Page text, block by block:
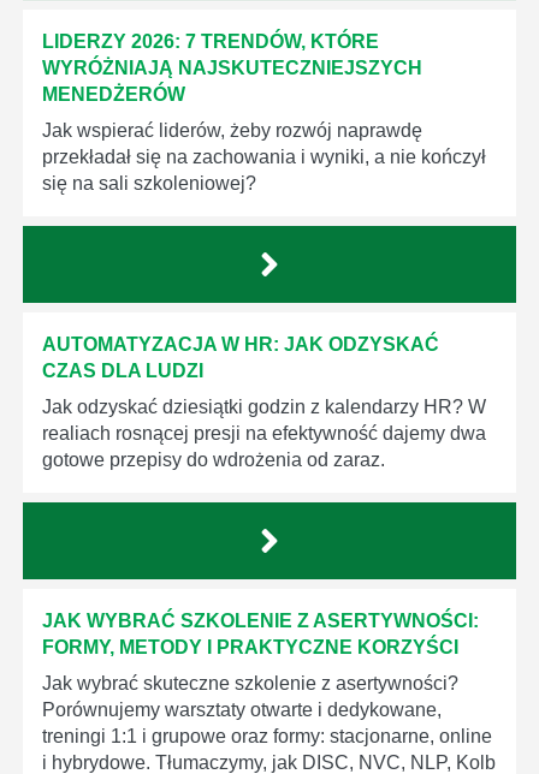
LIDERZY 2026: 7 TRENDÓW, KTÓRE
WYRÓŻNIAJĄ NAJSKUTECZNIEJSZYCH
MENEDŻERÓW
Jak wspierać liderów, żeby rozwój naprawdę
przekładał się na zachowania i wyniki, a nie kończył
się na sali szkoleniowej?
AUTOMATYZACJA W HR: JAK ODZYSKAĆ
CZAS DLA LUDZI
Jak odzyskać dziesiątki godzin z kalendarzy HR? W
realiach rosnącej presji na efektywność dajemy dwa
gotowe przepisy do wdrożenia od zaraz.
JAK WYBRAĆ SZKOLENIE Z ASERTYWNOŚCI:
FORMY, METODY I PRAKTYCZNE KORZYŚCI
Jak wybrać skuteczne szkolenie z asertywności?
Porównujemy warsztaty otwarte i dedykowane,
treningi 1:1 i grupowe oraz formy: stacjonarne, online
i hybrydowe. Tłumaczymy, jak DISC, NVC, NLP, Kolb